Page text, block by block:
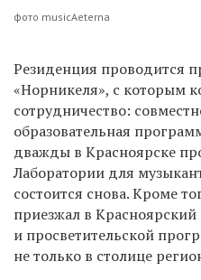
фото musicAeterna
Резиденция проводится
«Норникеля», с которым
сотрудничество:
образовательная
дважды в Красноярске
Лаборатории для
состоится снова. Кроме
приезжал в
и просветительской
не только в столице